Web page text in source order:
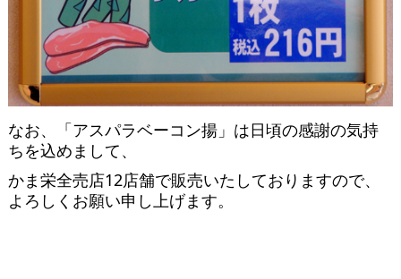
なお、「アスパラベーコン揚」は日頃の感謝の気持
ちを込めまして、
かま栄全売店12店舗で販売いたしておりますので、
よろしくお願い申し上げます。